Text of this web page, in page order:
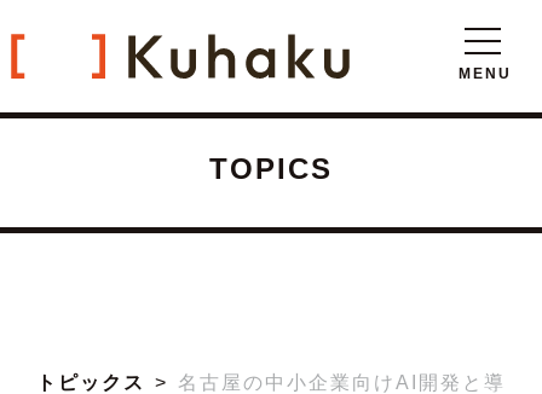
TOPICS
トピックス
名古屋の中小企業向けAI開発と導